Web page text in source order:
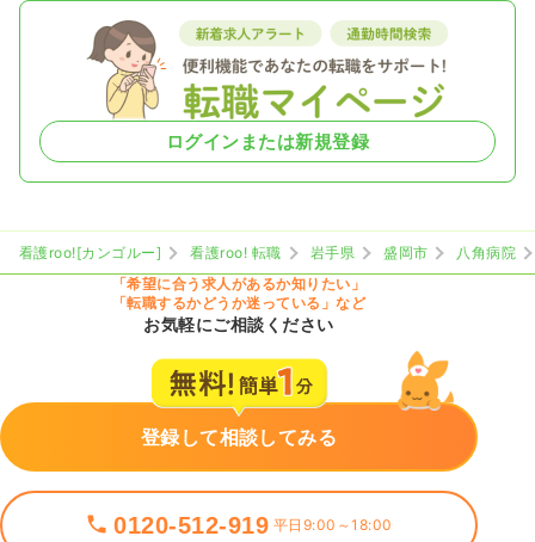
ログインまたは新規登録
看護roo![カンゴルー] 看護roo! 転職 岩手県 盛岡市
八角病院
「希望に合う求人があるか知りたい」
「転職するかどうか迷っている」など
お気軽にご相談ください
登録して相談してみる
0120-512-919 平日9:00～18:00